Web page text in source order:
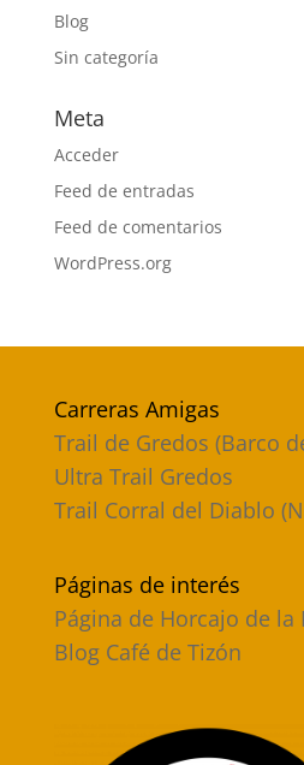
Blog
Sin categoría
Meta
Acceder
Feed de entradas
Feed de comentarios
WordPress.org
Carreras Amigas
Trail de Gredos (Barco
Ultra Trail Gredos
Trail Corral del Diablo
Páginas de interés
Página de Horcajo de la
Blog Café de Tizón